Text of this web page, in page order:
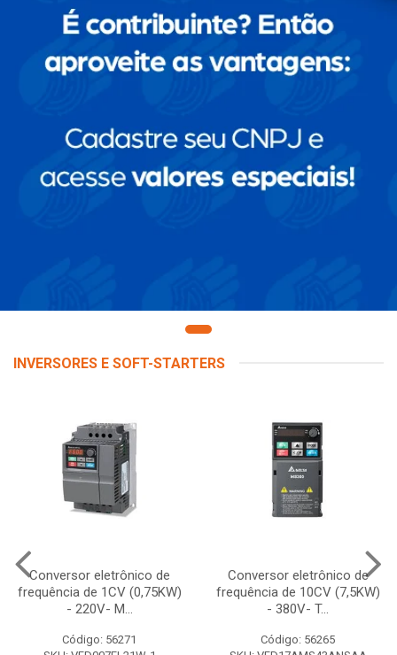
INVERSORES E SOFT-STARTERS
Conversor eletrônico de
frequência de 1CV (0,75KW)
- 220V- M...
Código: 56271
Conversor eletrônico de
frequência de 10CV (7,5KW)
- 380V- T...
Código: 56265